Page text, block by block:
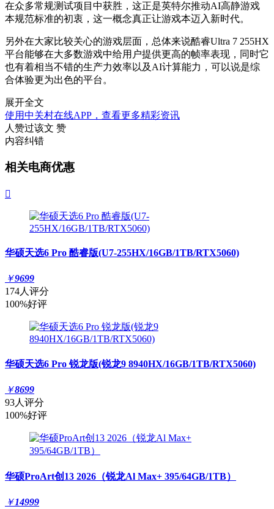
在众多常规测试项目中获胜，这正是英特尔推动AI高静游戏
本规范标准的初衷，这一概念真正让游戏本迈入新时代。
另外在大家比较关心的游戏层面，总体来说酷睿Ultra 7 255HX
平台能够在大多数游戏中给用户提供更高的帧率表现，同时它
也有着相当不错的生产力效率以及AI计算能力，可以说是综
合体验更为出色的平台。
展开全文
使用中关村在线APP，查看更多精彩资讯
人赞过该文 赞
内容纠错
相关电商优惠

华硕天选6 Pro 酷睿版(U7-255HX/16GB/1TB/RTX5060)
￥9699
174人评分
100%好评
华硕天选6 Pro 锐龙版(锐龙9 8940HX/16GB/1TB/RTX5060)
￥8699
93人评分
100%好评
华硕ProArt创13 2026（锐龙Al Max+ 395/64GB/1TB）
￥14999